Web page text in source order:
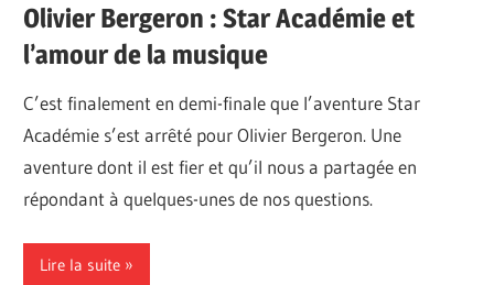
Olivier Bergeron : Star Académie et
l’amour de la musique
C’est finalement en demi-finale que l’aventure Star
Académie s’est arrêté pour Olivier Bergeron. Une
aventure dont il est fier et qu’il nous a partagée en
répondant à quelques-unes de nos questions.
Lire la suite